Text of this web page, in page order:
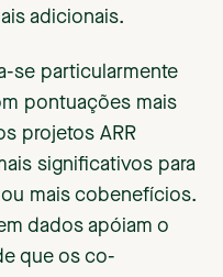
adicionais.
se particularmente
pontuações mais
projetos ARR
significativos para
mais cobenefícios.
dados apóiam o
que os co-